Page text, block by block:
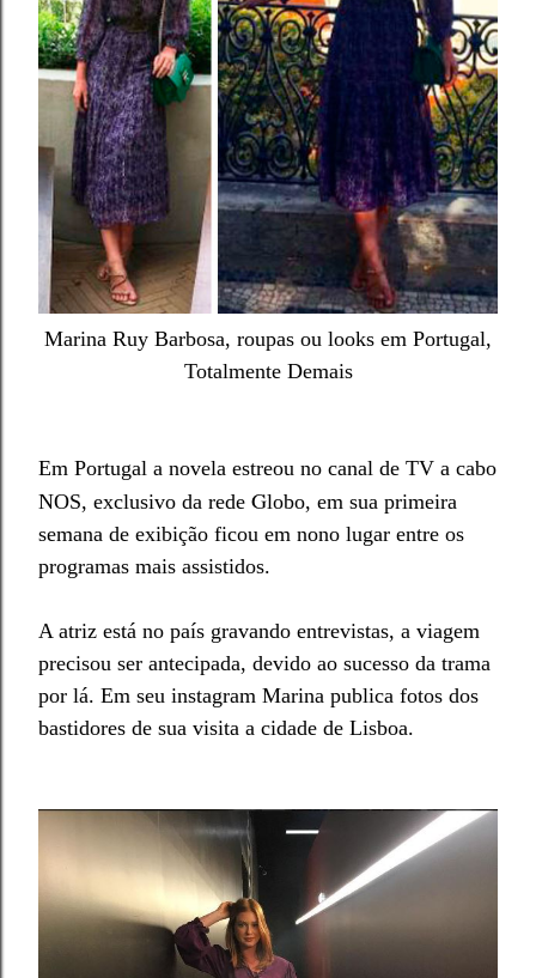
Marina Ruy Barbosa, roupas ou looks em Portugal,
Totalmente Demais
Em Portugal a novela estreou no canal de TV a cabo
NOS, exclusivo da rede Globo, em sua primeira
semana de exibição ficou em nono lugar entre os
programas mais assistidos.
A atriz está no país gravando entrevistas, a viagem
precisou ser antecipada, devido ao sucesso da trama
por lá. Em seu instagram Marina publica fotos dos
bastidores de sua visita a cidade de Lisboa.